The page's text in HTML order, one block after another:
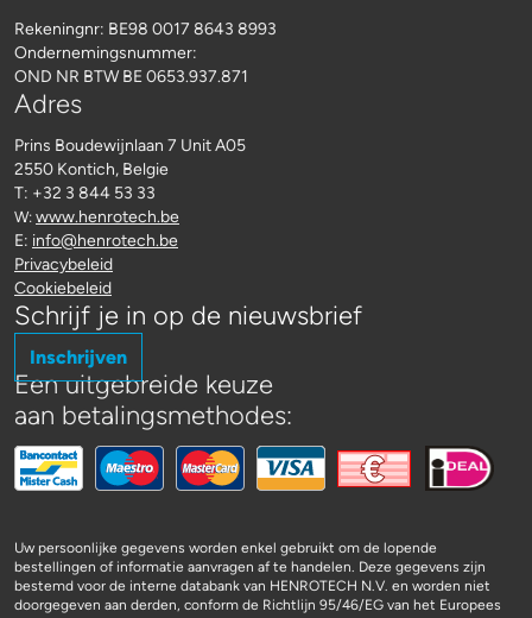
Rekeningnr: BE98 0017 8643 8993
Ondernemingsnummer:
OND NR BTW BE 0653.937.871
Adres
Prins Boudewijnlaan 7 Unit A05
2550 Kontich, Belgie
T: +32 3 844 53 33
W: www.henrotech.be
E: info@henrotech.be
Privacybeleid
Cookiebeleid
Schrijf je in op de nieuwsbrief
Inschrijven
Een uitgebreide keuze
aan betalingsmethodes:
Uw persoonlijke gegevens worden enkel gebruikt om de lopende
bestellingen of informatie aanvragen af te handelen. Deze gegevens zijn
bestemd voor de interne databank van HENROTECH N.V. en worden niet
doorgegeven aan derden, conform de Richtlijn 95/46/EG van het Europees